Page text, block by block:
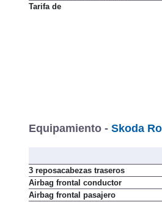
Tarifa de
Equipamiento - Skoda
3 reposacabezas traseros
Airbag frontal conductor
Airbag frontal pasajero